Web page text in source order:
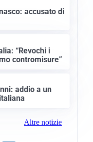
accusato di
“Revochi i
contromisure”
addio a un
Altre notizie